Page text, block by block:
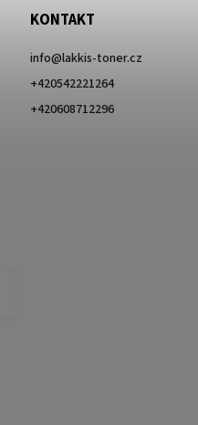
KONTAKT
info@lakkis-toner.cz
+420542221264
+420608712296